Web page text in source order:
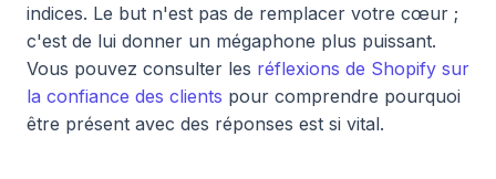
indices. Le but n'est pas de remplacer votre cœur ;
c'est de lui donner un mégaphone plus puissant.
Vous pouvez consulter les réflexions de Shopify sur
la confiance des clients pour comprendre pourquoi
être présent avec des réponses est si vital.